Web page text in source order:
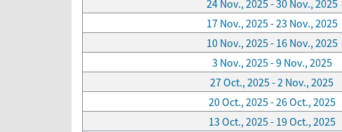
24 Nov., 2025 - 30 Nov., 2025
17 Nov., 2025 - 23 Nov., 2025
10 Nov., 2025 - 16 Nov., 2025
3 Nov., 2025 - 9 Nov., 2025
27 Oct., 2025 - 2 Nov., 2025
20 Oct., 2025 - 26 Oct., 2025
13 Oct., 2025 - 19 Oct., 2025